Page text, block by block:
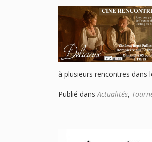
à plusieurs rencontres dans
Publié dans Actualités,